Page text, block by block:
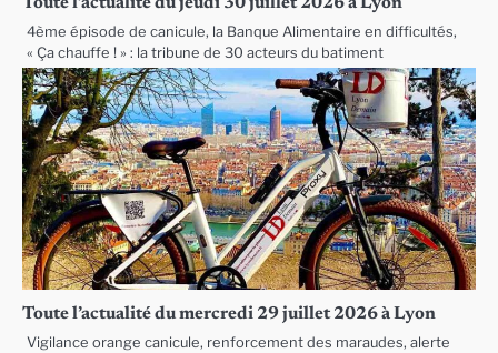
Toute l’actualité du jeudi 30 juillet 2026 à Lyon
4ème épisode de canicule, la Banque Alimentaire en difficultés,
« Ça chauffe ! » : la tribune de 30 acteurs du batiment
Toute l’actualité du mercredi 29 juillet 2026 à Lyon
Vigilance orange canicule, renforcement des maraudes, alerte